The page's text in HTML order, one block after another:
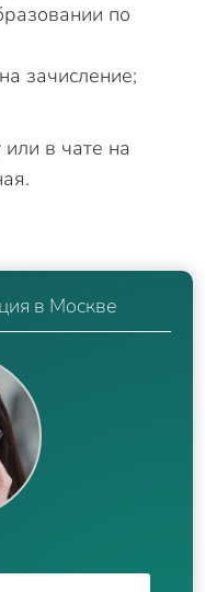
по
зачисление;
в чате на
в Москве